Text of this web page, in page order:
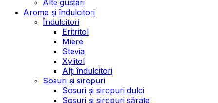
Alte gustări
Arome și îndulcitori
Îndulcitori
Eritritol
Miere
Stevia
Xylitol
Alți îndulcitori
Sosuri și siropuri
Sosuri și siropuri dulci
Sosuri și siropuri sărate